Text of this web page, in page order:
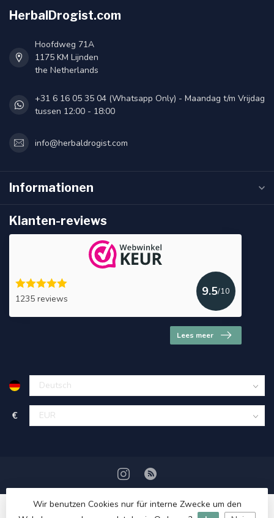
HerbalDrogist.com
Hoofdweg 71A
1175 KM Lijnden
the Netherlands
+31 6 16 05 35 04 (Whatsapp Only) - Maandag t/m Vrijdag
tussen 12:00 - 18:00
info@herbaldrogist.com
Informationen
Klanten-reviews
1235 reviews
9.5/10
Lees meer
€
Wir benutzen Cookies nur für interne Zwecke um den